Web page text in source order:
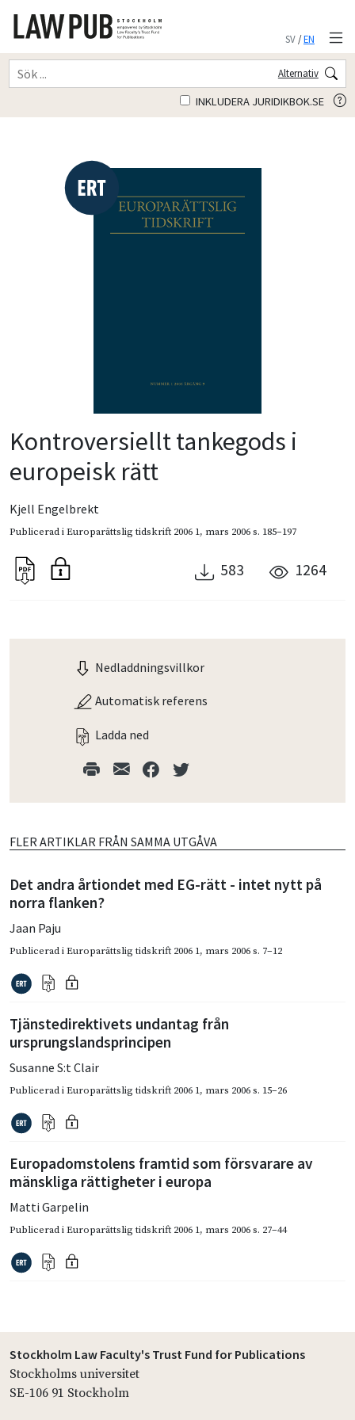
SV/EN
Alternativ
INKLUDERA JURIDIKBOK.SE
Kontroversiellt tankegods i
europeisk rätt
Kjell Engelbrekt
Publicerad iEuroparättslig tidskrift 2006 1, mars 2006s. 185–197
583 1264
Nedladdningsvillkor
Automatisk referens
Ladda ned
FLER ARTIKLAR FRÅN SAMMA UTGÅVA
Det andra årtiondet med EG-rätt - intet nytt på
norra flanken?
Jaan Paju
Publicerad iEuroparättslig tidskrift 2006 1, mars 2006s. 7–12
Tjänstedirektivets undantag från
ursprungslandsprincipen
Susanne S:t Clair
Publicerad iEuroparättslig tidskrift 2006 1, mars 2006s. 15–26
Europadomstolens framtid som försvarare av
mänskliga rättigheter i europa
Matti Garpelin
Publicerad iEuroparättslig tidskrift 2006 1, mars 2006s. 27–44
Stockholm Law Faculty's Trust Fund for Publications
Stockholms universitet
SE-106 91 Stockholm